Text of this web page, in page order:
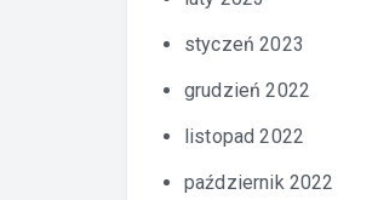
styczeń 2023
grudzień 2022
listopad 2022
październik 2022